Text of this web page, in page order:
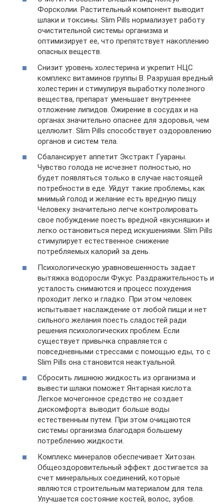
Форсколии. Растительный компонент выводит
шлаки и токсины. Slim Pills нормализует работу
очистительной системы организма и
оптимизирует ее, что препятствует накоплению
опасных веществ.
Снизит уровень холестерина и укрепит НЦС
комплекс витаминов группы B. Разрушая вредный
холестерин и стимулируя выработку полезного
вещества, препарат уменьшает внутреннее
отложение липидов. Ожирение в сосудах и на
органах значительно опаснее для здоровья, чем
целлюлит. Slim Pills способствует оздоровлению
органов и систем тела.
Сбалансирует аппетит Экстракт Гуараны.
Чувство голода не исчезнет полностью, но
будет появляться только в случае настоящей
потребности в еде. Уйдут такие проблемы, как
мнимый голод и желание есть вредную пищу.
Человеку значительно легче контролировать
свое побуждение поесть вредной «вкусняшки» и
легко остановиться перед искушениями. Slim Pills
стимулирует естественное снижение
потребляемых калорий за день.
Психологическую уравновешенность задает
вытяжка водоросли Фукус. Раздражительность и
усталость снимаются и процесс похудения
проходит легко и гладко. При этом человек
испытывает наслаждение от любой пищи и нет
сильного желания поесть сладостей ради
решения психологических проблем. Если
существует привычка справляется с
повседневными стрессами с помощью еды, то с
Slim Pills она становится неактуальной.
Сбросить лишнюю жидкость из организма и
вывести шлаки поможет Янтарная кислота.
Легкое мочегонное средство не создает
дискомфорта: выводит больше воды
естественным путем. При этом очищаются
системы организма благодаря большему
потреблению жидкости.
Комплекс минералов обеспечивает Хитозан.
Общеоздоровительный эффект достигается за
счет минеральных соединений, которые
являются строительным материалом для тела.
Улучшается состояние костей, волос, зубов.